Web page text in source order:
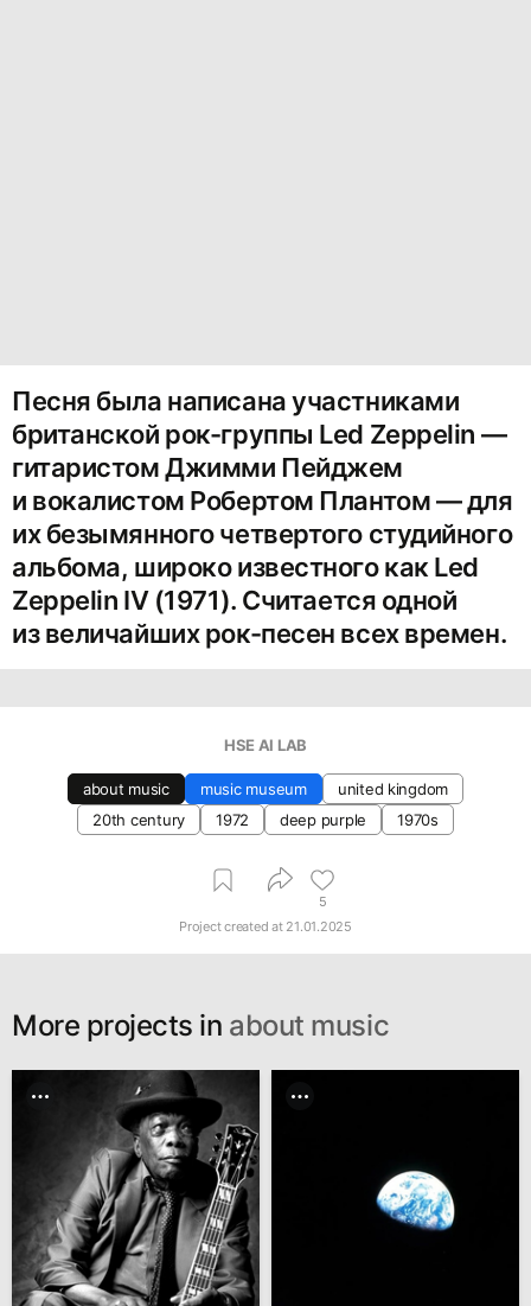
Песня была написана участниками
британской рок-группы Led Zeppelin —
гитаристом Джимми Пейджем
и вокалистом Робертом Плантом — для
их безымянного четвертого студийного
альбома, широко известного как Led
Zeppelin IV (1971). Считается одной
из величайших рок-песен всех времен.
HSE AI LAB
about music music museum
united kingdom
20th century
1972 deep purple 1970s
5
Project created at 21.01.2025
More projects in about music